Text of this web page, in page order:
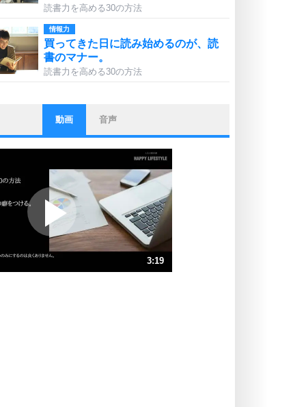
読書力を高める30の方法
情報力
買ってきた日に読み始めるのが、読
書のマナー。
読書力を高める30の方法
ストレス対策
他人と比べない。
いっそのこと、他人を見ない。
プラス思考
ポジティブになれない原因は、行動
しないから。
ポジティブ思考になる30の方法
ストレス対策
動画 音声
3:19